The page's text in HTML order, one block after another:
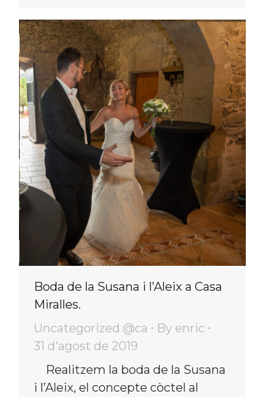
Boda de la Susana i l’Aleix a Casa
Miralles.
Uncategorized @ca
By enric
31 d'agost de 2019
Realitzem la boda de la Susana
i l’Aleix, el concepte còctel al